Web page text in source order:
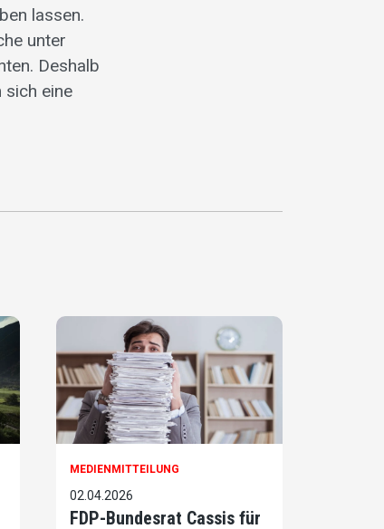
lassen.
unter
Deshalb
sich eine
MEDIENMITTEILUNG
02.04.2026
FDP-Bundesrat Cassis für